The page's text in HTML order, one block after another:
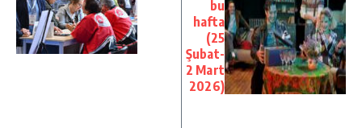
bu
hafta
(25
Şubat-
2 Mart
2026)